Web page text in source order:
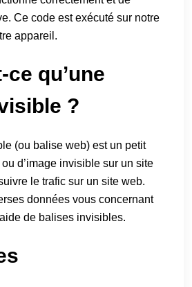
Ce code est exécuté sur notre
appareil.
ce qu’une
?
(ou balise web) est un petit
d’image invisible sur un site
le trafic sur un site web.
données vous concernant
de balises invisibles.